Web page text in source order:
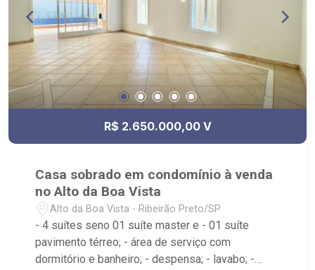
R$ 2.650.000,00 V
Casa sobrado em condomínio à venda
no Alto da Boa Vista
Alto da Boa Vista - Ribeirão Preto/SP
- 4 suítes seno 01 suíte master e - 01 suíte
pavimento térreo; - área de serviço com
dormitório e banheiro; - despensa; - lavabo; -